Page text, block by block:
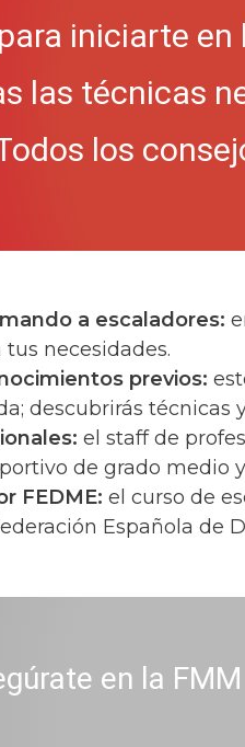
iniciarte
las técnicas
los
a escaladores:
necesidades.
previos:
descubrirás
el staff de
de grado medio
FEDME: el curso de
Española de
en la